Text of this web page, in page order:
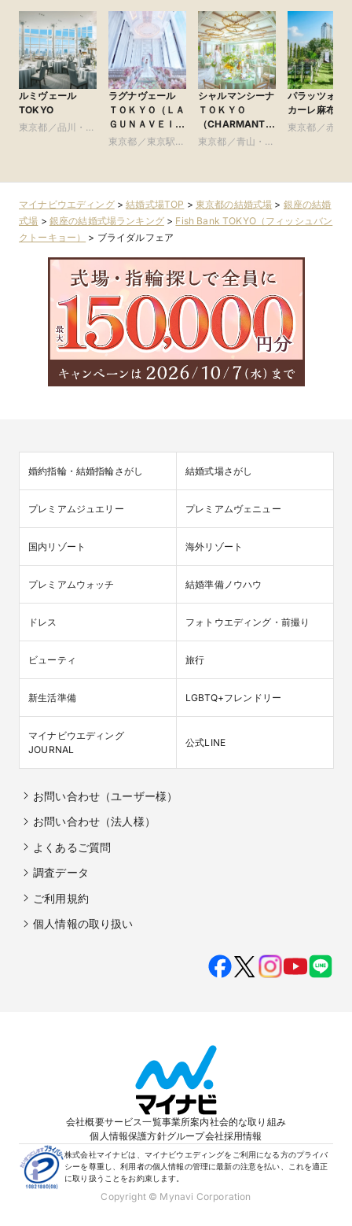
ルミヴェール
TOKYO
東京都／品川・目
ラグナヴェール
ＴＯＫＹＯ（ＬＡ
ＧＵＮＡＶＥＩＬ
ＴＯＫＹＯ）
東京都／東京駅・
シャルマンシーナ
ＴＯＫＹＯ
（CHARMANT
SCENA
東京都／青山・表
パラッツォ ド
カーレ麻布
東京都／赤坂
マイナビウエディング>結婚式場TOP > 東京都の結婚式場 > 銀座の結婚
式場 > 銀座の結婚式場ランキング> Fish Bank TOKYO（フィッシュバン
クトーキョー）
> ブライダルフェア
婚約指輪・結婚指輪さがし 結婚式場さがし
プレミアムジュエリー プレミアムヴェニュー
国内リゾート 海外リゾート
プレミアムウォッチ 結婚準備ノウハウ
ドレス フォトウエディング・前撮り
ビューティ 旅行
新生活準備 LGBTQ+フレンドリー
マイナビウエディング
JOURNAL
公式LINE
お問い合わせ（ユーザー様）
お問い合わせ（法人様）
よくあるご質問
調査データ
ご利用規約
個人情報の取り扱い
会社概要サービス一覧事業所案内社会的な取り組み
個人情報保護方針グループ会社採用情報
株式会社マイナビは、マイナビウエディングをご利用になる方のプライバ
シーを尊重し、利用者の個人情報の管理に最新の注意を払い、これを適正
に取り扱うことをお約束します。
Copyright © Mynavi Corporation